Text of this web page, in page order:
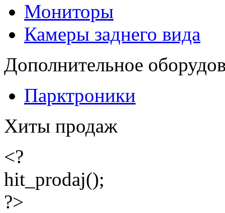
Мониторы
Камеры заднего вида
Дополнительное
Парктроники
Хиты продаж
<?
hit_prodaj();
?>